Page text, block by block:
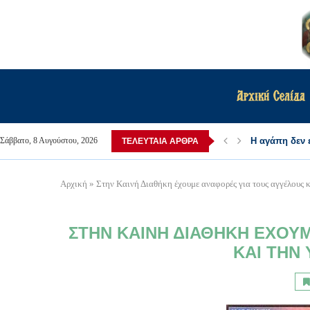
Αρχική Σελίδα
Σάββατο, 8 Αυγούστου, 2026 ΤΕΛΕΥΤΑΊΑ ΆΡΘΡΑ Η αγάπη δεν
Αρχική » Στην Καινή Διαθήκη έχουμε αναφορές για τους αγγέλους
ΣΤΗΝ ΚΑΙΝΉ ΔΙΑΘΉΚΗ
ΚΑΙ ΤΗΝ